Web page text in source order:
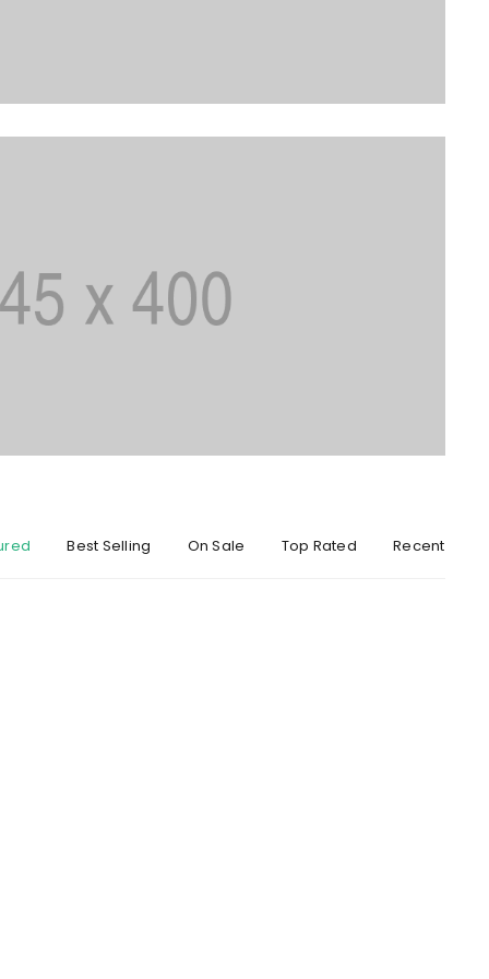
link uue parooli
access to your account,
Best Selling On Sale Top Rated Recent